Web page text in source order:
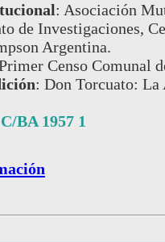
: Asociación
de Investigaciones,
Argentina.
Censo Comunal
: Don Torcuato: La
C/BA 1957 1